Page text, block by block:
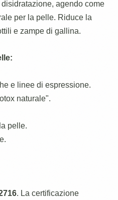
agendo come
per la pelle. Riduce la
e zampe di gallina.
e linee di espressione.
naturale".
pelle.
. La certificazione